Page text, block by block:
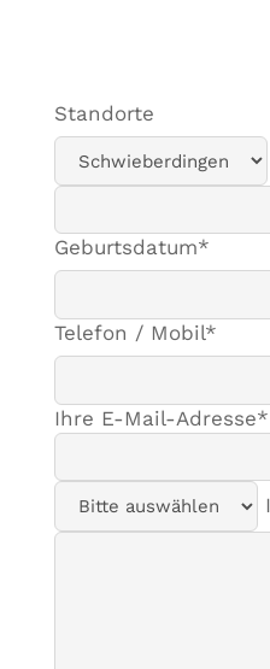
Standorte
Geburtsdatum*
Telefon / Mobil*
Ihre E-Mail-Adresse*